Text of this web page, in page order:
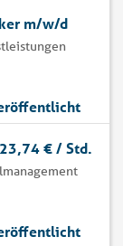
m/w/d
€ / Std.